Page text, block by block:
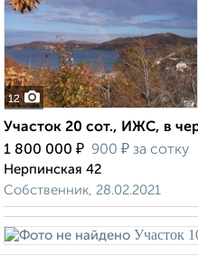
12
Участок 20 сот., ИЖС, в
1 800 000 ₽ 900 ₽ за сотку
Нерпинская 42
Собственник, 28.02.2021